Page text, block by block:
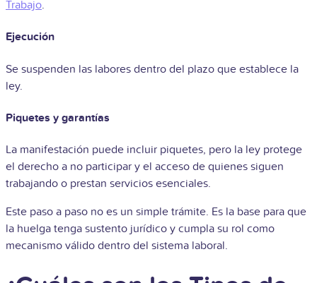
Trabajo.
Ejecución
Se suspenden las labores dentro del plazo que establece la
ley.
Piquetes y garantías
La manifestación puede incluir piquetes, pero la ley protege
el derecho a no participar y el acceso de quienes siguen
trabajando o prestan servicios esenciales.
Este paso a paso no es un simple trámite. Es la base para que
la huelga tenga sustento jurídico y cumpla su rol como
mecanismo válido dentro del sistema laboral.